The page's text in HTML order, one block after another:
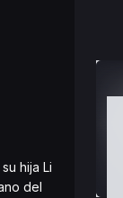
hija Li
del